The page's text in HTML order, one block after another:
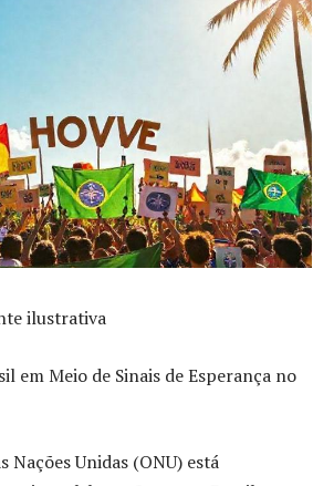
ilustrativa
em Meio de Sinais de Esperança no
Nações Unidas (ONU) está